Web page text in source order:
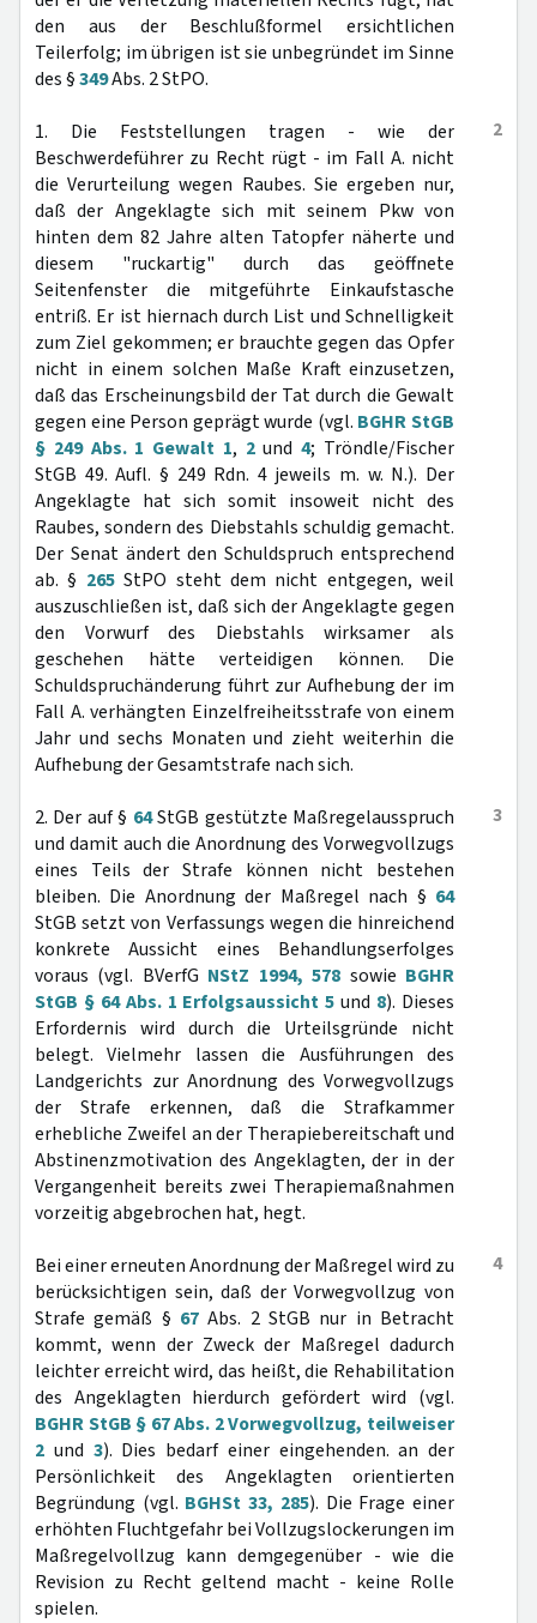
den aus der Beschlußformel ersichtlichen
Teilerfolg; im übrigen ist sie unbegründet im Sinne
des §349Abs. 2 StPO.
2
1. Die Feststellungen tragen - wie der
Beschwerdeführer zu Recht rügt - im Fall A. nicht
die Verurteilung wegen Raubes. Sie ergeben nur,
daß der Angeklagte sich mit seinem Pkw von
hinten dem 82 Jahre alten Tatopfer näherte und
diesem "ruckartig" durch das geöffnete
Seitenfenster die mitgeführte Einkaufstasche
entriß. Er ist hiernach durch List und Schnelligkeit
zum Ziel gekommen; er brauchte gegen das Opfer
nicht in einem solchen Maße Kraft einzusetzen,
daß das Erscheinungsbild der Tat durch die Gewalt
gegen eine Person geprägt wurde (vgl. BGHR StGB
§ 249 Abs. 1 Gewalt 1, 2und4; Tröndle/Fischer
StGB 49. Aufl. § 249 Rdn. 4 jeweils m. w. N.). Der
Angeklagte hat sich somit insoweit nicht des
Raubes, sondern des Diebstahls schuldig gemacht.
Der Senat ändert den Schuldspruch entsprechend
ab. § 265StPO steht dem nicht entgegen, weil
auszuschließen ist, daß sich der Angeklagte gegen
den Vorwurf des Diebstahls wirksamer als
geschehen hätte verteidigen können. Die
Schuldspruchänderung führt zur Aufhebung der im
Fall A. verhängten Einzelfreiheitsstrafe von einem
Jahr und sechs Monaten und zieht weiterhin die
Aufhebung der Gesamtstrafe nach sich.
3
2. Der auf § 64StGB gestützte Maßregelausspruch
und damit auch die Anordnung des Vorwegvollzugs
eines Teils der Strafe können nicht bestehen
bleiben. Die Anordnung der Maßregel nach § 64
StGB setzt von Verfassungs wegen die hinreichend
konkrete Aussicht eines Behandlungserfolges
voraus (vgl. BVerfG NStZ 1994, 578 sowie BGHR
StGB § 64 Abs. 1 Erfolgsaussicht 5 und 8). Dieses
Erfordernis wird durch die Urteilsgründe nicht
belegt. Vielmehr lassen die Ausführungen des
Landgerichts zur Anordnung des Vorwegvollzugs
der Strafe erkennen, daß die Strafkammer
erhebliche Zweifel an der Therapiebereitschaft und
Abstinenzmotivation des Angeklagten, der in der
Vergangenheit bereits zwei Therapiemaßnahmen
vorzeitig abgebrochen hat, hegt.
4
Bei einer erneuten Anordnung der Maßregel wird zu
berücksichtigen sein, daß der Vorwegvollzug von
Strafe gemäß § 67 Abs. 2 StGB nur in Betracht
kommt, wenn der Zweck der Maßregel dadurch
leichter erreicht wird, das heißt, die Rehabilitation
des Angeklagten hierdurch gefördert wird (vgl.
BGHR StGB § 67 Abs. 2 Vorwegvollzug, teilweiser
2 und 3). Dies bedarf einer eingehenden. an der
Persönlichkeit des Angeklagten orientierten
Begründung (vgl. BGHSt 33, 285). Die Frage einer
erhöhten Fluchtgefahr bei Vollzugslockerungen im
Maßregelvollzug kann demgegenüber - wie die
Revision zu Recht geltend macht - keine Rolle
spielen.